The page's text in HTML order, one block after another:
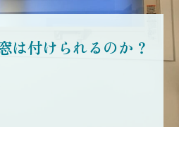
は付けられるのか？